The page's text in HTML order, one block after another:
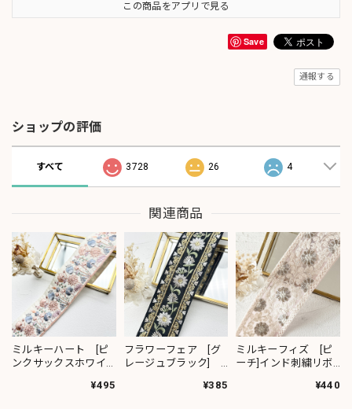
この商品をアプリで見る
Save
通報する
ショップの評価
すべて 3728 26 4
関連商品
ミルキーハート [ピ
ンクサックスホワイ
¥495
フラワーフェア [グ
レージュブラック]
¥385
ミルキーフィズ [ピ
ーチ]インド刺繍リボ
¥440